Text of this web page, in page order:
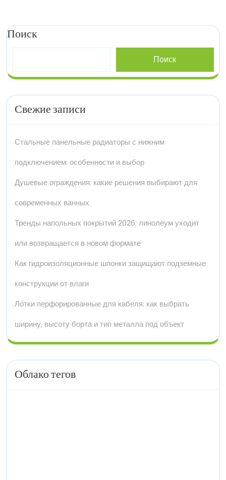
Поиск
Поиск
Свежие записи
Стальные панельные радиаторы с нижним
подключением: особенности и выбор
Душевые ограждения: какие решения выбирают для
современных ванных
Тренды напольных покрытий 2026: линолеум уходит
или возвращается в новом формате
Как гидроизоляционные шпонки защищают подземные
конструкции от влаги
Лотки перфорированные для кабеля: как выбрать
ширину, высоту борта и тип металла под объект
Облако тегов